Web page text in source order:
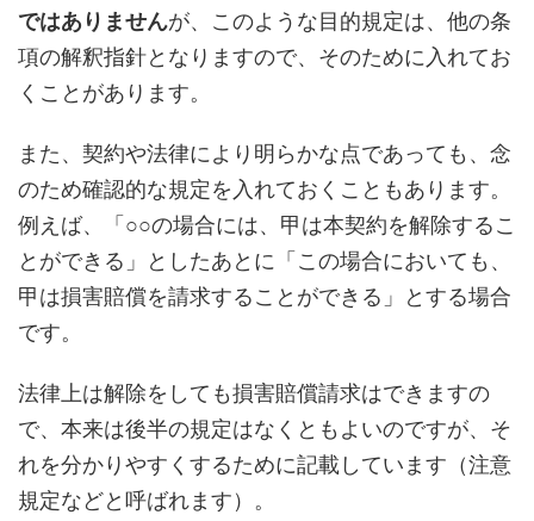
ではありませんが、このような目的規定は、他の条
項の解釈指針となりますので、そのために入れてお
くことがあります。
また、契約や法律により明らかな点であっても、念
のため確認的な規定を入れておくこともあります。
例えば、「○○の場合には、甲は本契約を解除するこ
とができる」としたあとに「この場合においても、
甲は損害賠償を請求することができる」とする場合
です。
法律上は解除をしても損害賠償請求はできますの
で、本来は後半の規定はなくともよいのですが、そ
れを分かりやすくするために記載しています（注意
規定などと呼ばれます）。